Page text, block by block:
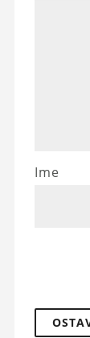
Ime